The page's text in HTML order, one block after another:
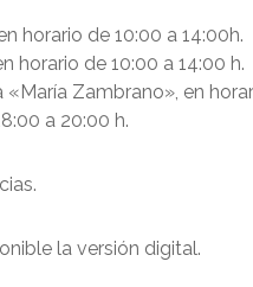
horario de 10:00 a 14:00h.
horario de 10:00 a 14:00 h.
«María Zambrano», en
a 20:00 h.
la versión digital.